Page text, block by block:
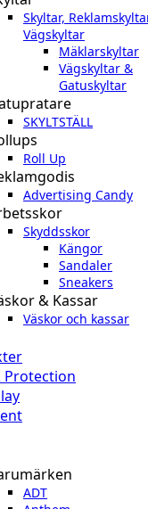
Skyltar,
Vägskyltar
Mäklarskyltar
Vägskyltar &
Gatuskyltar
SKYLTSTÄLL
Roll Up
Advertising Candy
Skyddsskor
Kängor
Sandaler
Sneakers
& Kassar
Väskor och kassar
Protection
ADT